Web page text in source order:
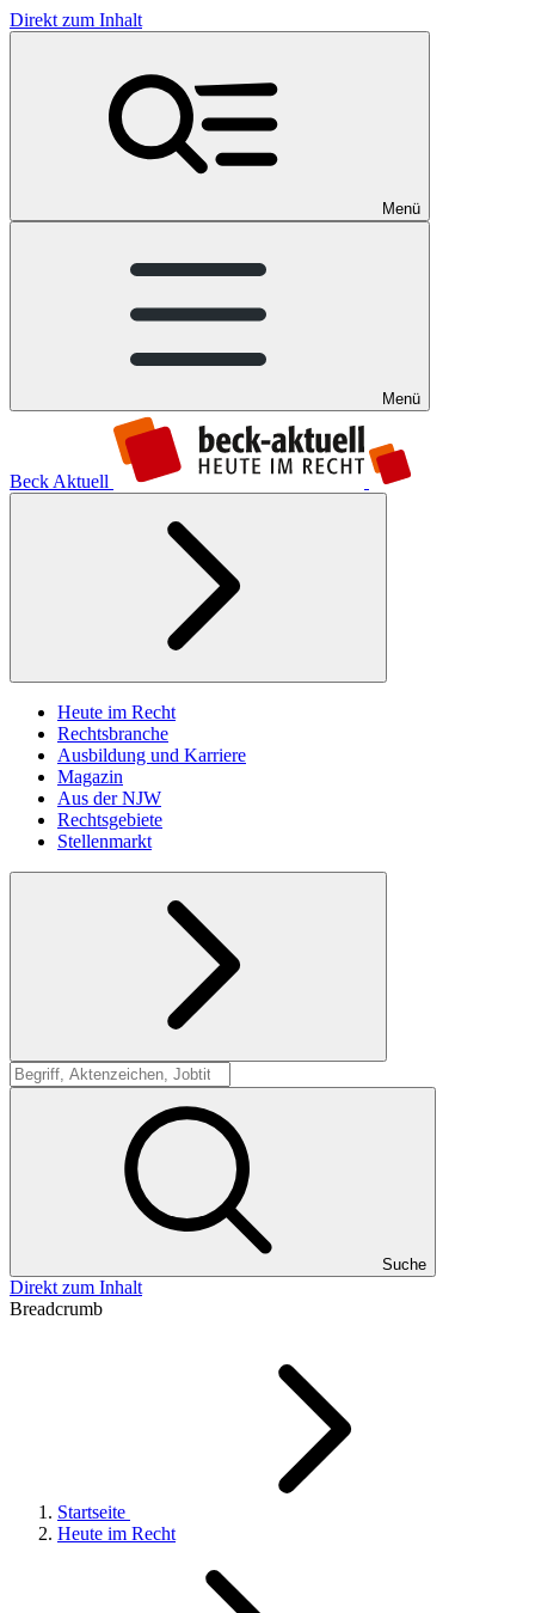
Direkt zum Inhalt
Menü
Menü
Beck Aktuell
Heute im Recht
Rechtsbranche
Ausbildung und Karriere
Magazin
Aus der NJW
Rechtsgebiete
Stellenmarkt
Suche
Suche
Direkt zum Inhalt
Breadcrumb
Startseite
Heute im Recht